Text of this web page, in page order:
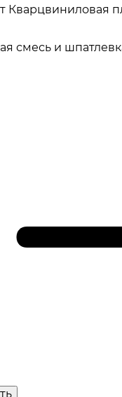
Кварцвиниловая
смесь и